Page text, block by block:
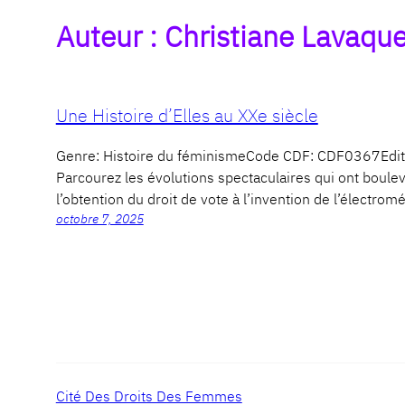
Auteur : Christiane
Une Histoire d’Elles au XXe siècle
Genre: Histoire du féminismeCode CDF:
Parcourez les évolutions spectaculaires qui ont
l’obtention du droit de vote à l’invention de
octobre 7, 2025
Cité Des Droits Des Femmes